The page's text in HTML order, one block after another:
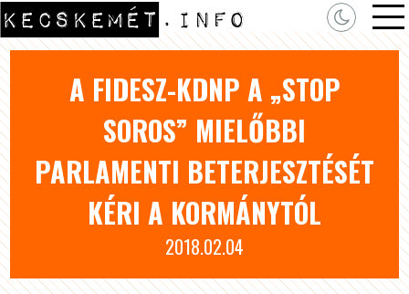
A FIDESZ-KDNP A „STOP
SOROS” MIELŐBBI
PARLAMENTI BETERJESZTÉSÉT
KÉRI A KORMÁNYTÓL
2018.02.04